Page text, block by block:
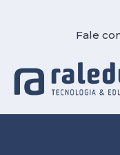
Fale